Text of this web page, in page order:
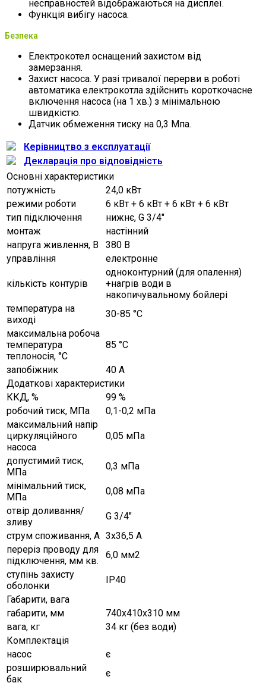
несправностей відображаються на дисплеї.
Функція вибігу насоса.
Безпека
Електрокотел оснащений захистом від
замерзання.
Захист насоса. У разі тривалої перерви в роботі
автоматика електрокотла здійснить короткочасне
включення насоса (на 1 хв.) з мінімальною
швидкістю.
Датчик обмеження тиску на 0,3 Мпа.
Керівництво з експлуатації
Декларація про відповідність
Основні характеристики
потужність
24,0 кВт
режими роботи
6 кВт + 6 кВт + 6 кВт + 6 кВт
тип підключення
нижнє, G 3/4"
монтаж
настінний
напруга живлення, В
380 В
управління
електронне
кількість контурів
одноконтурний (для опалення)
+нагрів води в
накопичувальному бойлері
температура на
виході
30-85 °С
максимальна робоча
температура
теплоносія, °С
85 °С
запобіжник
40 А
Додаткові характеристики
ККД, %
99 %
робочий тиск, МПа
0,1-0,2 мПа
максимальний напір
циркуляційного
насоса
0,05 мПа
допустимий тиск,
МПа
0,3 мПа
мінімальний тиск,
МПа
0,08 мПа
отвір доливання/
зливу
G 3/4"
струм споживання, А 3х36,5 А
переріз проводу для
підключення, мм кв.
6,0 мм2
ступінь захисту
оболонки
IP40
Габарити, вага
габарити, мм
740х410х310 мм
вага, кг
34 кг (без води)
Комплектація
насос
є
розширювальний
бак
є